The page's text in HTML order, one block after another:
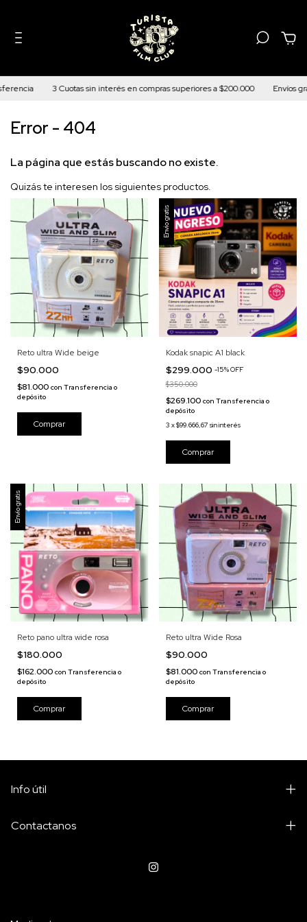
3 Cuotas sin interés en compras superiores a $200.000 Envíos
Error - 404
La página que estás buscando no existe.
Quizás te interesen los siguientes productos.
Reto ultra Wide beige
$90.000
$81.000 con Transferencia o
depósito
Envío gratis
Kodak snapic A1 black
$299.000 -15%OFF
$350.000
$269.100 con Transferencia o
depósito
3 x$99.666,67 sin interés
Envío gratis
Reto pano ultra wide rosa
$180.000
$162.000 con Transferencia o
depósito
Reto ultra Wide Rosa
$90.000
$81.000 con Transferencia o
depósito
Info útil
Contactanos